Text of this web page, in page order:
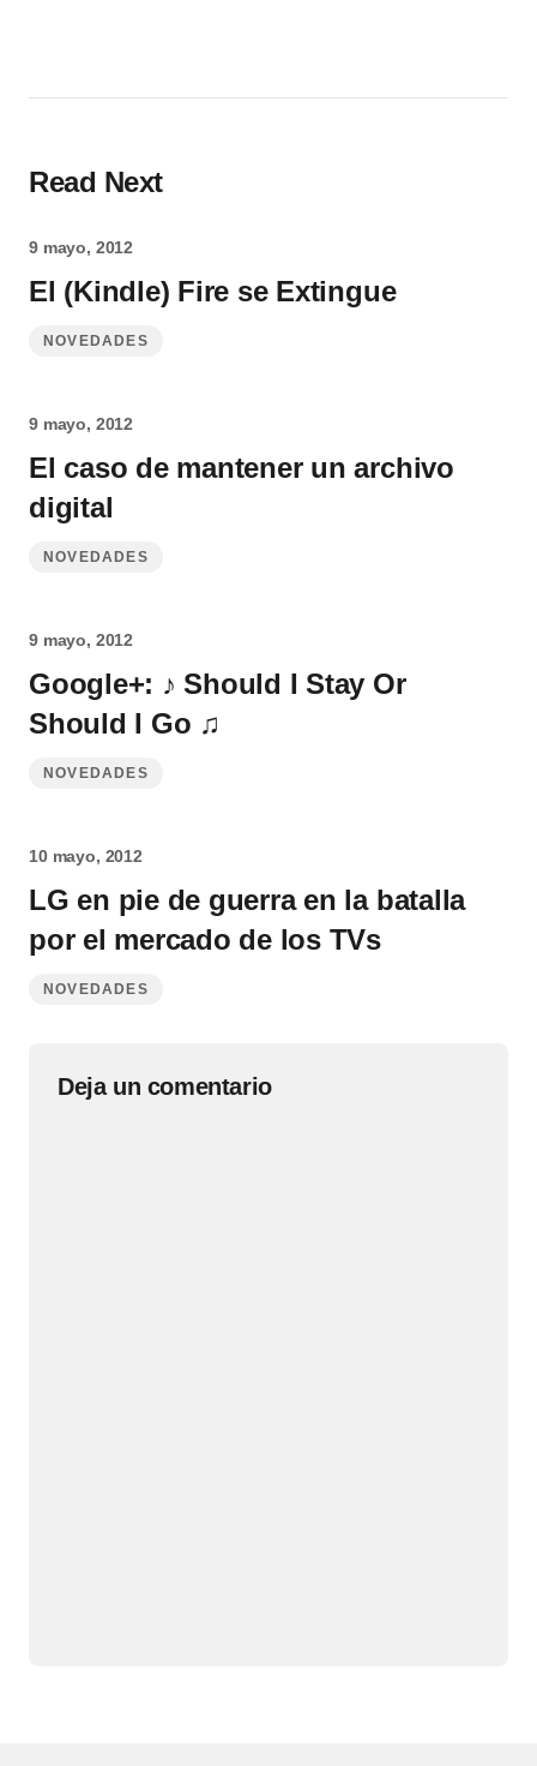
Read Next
9 mayo, 2012
El (Kindle) Fire se Extingue
NOVEDADES
9 mayo, 2012
El caso de mantener un archivo
digital
NOVEDADES
9 mayo, 2012
Google+: ♪ Should I Stay Or
Should I Go ♫
NOVEDADES
10 mayo, 2012
LG en pie de guerra en la batalla
por el mercado de los TVs
NOVEDADES
Deja un comentario